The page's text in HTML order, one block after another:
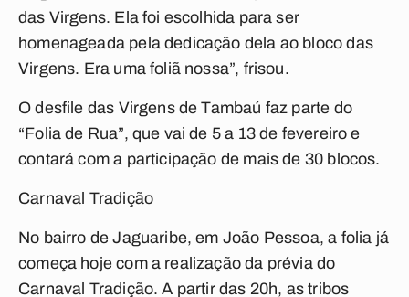
das Virgens. Ela foi escolhida para ser
homenageada pela dedicação dela ao bloco das
Virgens. Era uma foliã nossa”, frisou.
O desfile das Virgens de Tambaú faz parte do
“Folia de Rua”, que vai de 5 a 13 de fevereiro e
contará com a participação de mais de 30 blocos.
Carnaval Tradição
No bairro de Jaguaribe, em João Pessoa, a folia já
começa hoje com a realização da prévia do
Carnaval Tradição. A partir das 20h, as tribos